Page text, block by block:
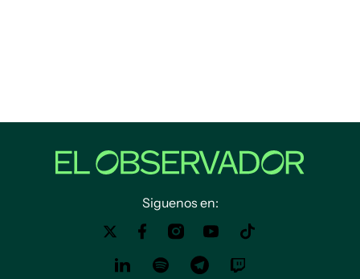
Siguenos en: